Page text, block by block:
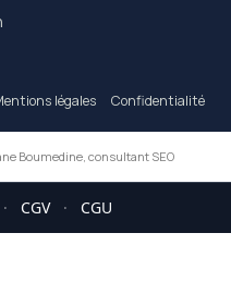
légales Confidentialité
Boumedine, consultant SEO
· CGV · CGU